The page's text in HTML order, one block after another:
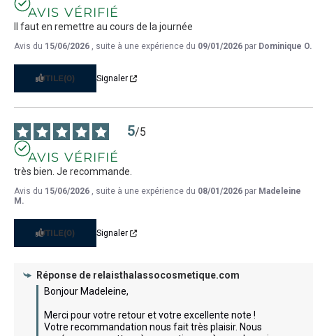
AVIS VÉRIFIÉ
Il faut en remettre au cours de la journée
Avis du 15/06/2026 , suite à une expérience du 09/01/2026 par Dominique O.
UTILE(0) Signaler
5/5
AVIS VÉRIFIÉ
très bien. Je recommande.
Avis du 15/06/2026 , suite à une expérience du 08/01/2026 par Madeleine
M.
UTILE(0) Signaler
Réponse de relaisthalassocosmetique.com
Bonjour Madeleine,
Merci pour votre retour et votre excellente note !
Votre recommandation nous fait très plaisir. Nous